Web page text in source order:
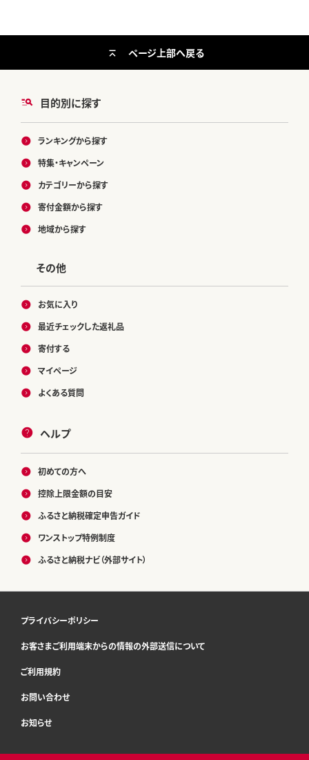
目的別に探す
ランキングから探す
特集・キャンペーン
カテゴリーから探す
寄付金額から探す
地域から探す
その他
お気に入り
最近チェックした返礼品
寄付する
マイページ
よくある質問
ヘルプ
初めての方へ
控除上限金額の目安
ふるさと納税確定申告ガイド
ワンストップ特例制度
ふるさと納税ナビ（外部サイト）
ページ上部へ戻る
プライバシーポリシー
お客さまご利用端末からの情報の外部送信について
ご利用規約
お問い合わせ
お知らせ